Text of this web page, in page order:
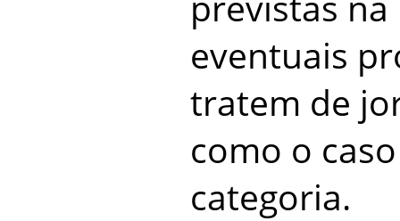
eventuais
tratem de
como o
categoria.